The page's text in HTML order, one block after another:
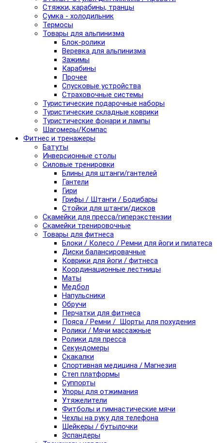
Стяжки, карабины, транцы
Сумка - холодильник
Термосы
Товары для альпинизма
Блок-ролики
Веревка для альпинизма
Зажимы
Карабины
Прочее
Спусковые устройства
Страховочные системы
Туристические подарочные наборы
Туристические складные коврики
Туристические фонари и лампы
Шагомеры/Компас
Фитнес и тренажеры
Батуты
Инверсионные столы
Силовые тренировки
Блины для штанги/гантелей
Гантели
Гири
Грифы / Штанги / Бодибары
Стойки для штанги/дисков
Скамейки для пресса/гиперэкстензии
Скамейки тренировочные
Товары для фитнеса
Блоки / Колесо / Ремни для йоги и пилатеса
Диски балансировачные
Коврики для йоги / фитнеса
Координационные лестницы
Маты
Медбол
Напульсники
Обручи
Перчатки для фитнеса
Пояса / Ремни / Шорты для похудения
Ролики / Мячи массажные
Ролики для пресса
Секундомеры
Скакалки
Спортивная медицина / Магнезия
Степ платформы
Суппорты
Упоры для отжимания
Утяжелители
Фитболы и гимнастические мячи
Чехлы на руку для телефона
Шейкеры / бутылочки
Эспандеры